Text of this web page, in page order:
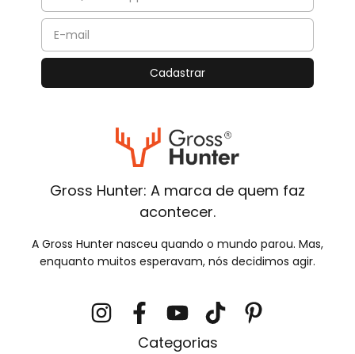
Gross Hunter: A marca de quem faz
acontecer.
A Gross Hunter nasceu quando o mundo parou. Mas,
enquanto muitos esperavam, nós decidimos agir.
Categorias